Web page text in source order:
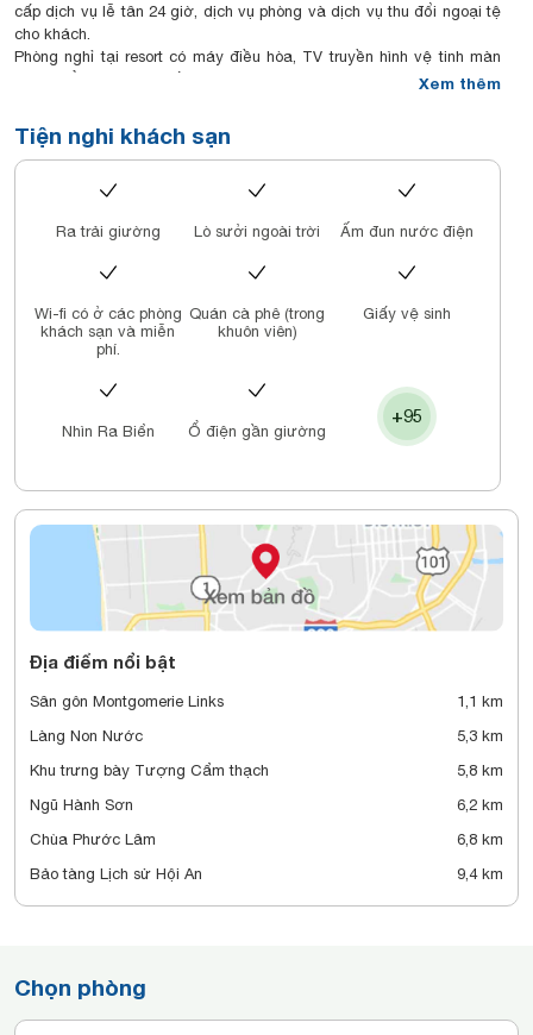
cấp dịch vụ lễ tân 24 giờ, dịch vụ phòng và dịch vụ thu đổi ngoại tệ
cho khách.
Phòng nghỉ tại resort có máy điều hòa, TV truyền hình vệ tinh màn
hình phẳng, minibar, ấm đun nước, vòi xịt/chậu rửa vệ sinh, áo
giường và khăn tắm.
Shilla Monogram Quangnam phục vụ bữa sáng kiểu lục địa hoặc
bữa sáng kiểu Mỹ.
Nơi đây cung cấp chỗ nghỉ 5 sao với phòng xông hơi khô và sân
Tại đây cũng có trung tâm dịch vụ doanh nhân và CLB trẻ em trong
Xem thêm
Tiện nghi khách sạn
Ra trải giường Lò sưởi ngoài trời Ấm đun nước điện
Wi-fi có ở các phòng
khách sạn và miễn
phí.
Quán cà phê (trong
khuôn viên)
Giấy vệ sinh
Nhìn Ra Biển Ổ điện gần giường
+95
Địa điểm nổi bật
Sân gôn Montgomerie Links
1,1 km
Làng Non Nước
5,3 km
Khu trưng bày Tượng Cẩm thạch
5,8 km
Ngũ Hành Sơn
6,2 km
Chùa Phước Lâm
6,8 km
Bảo tàng Lịch sử Hội An
9,4 km
Chọn phòng